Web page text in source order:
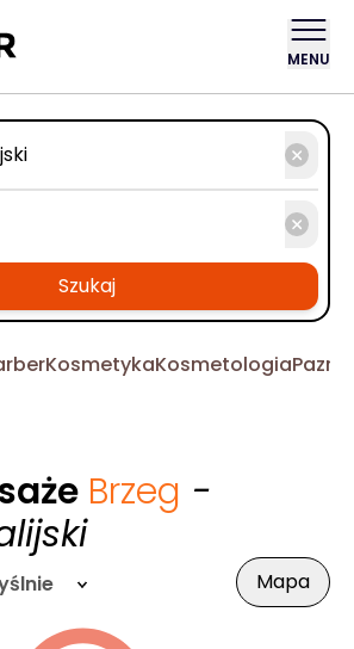
MENU
Szukaj
KosmetykaKosmetologia
Brzeg -
Mapa